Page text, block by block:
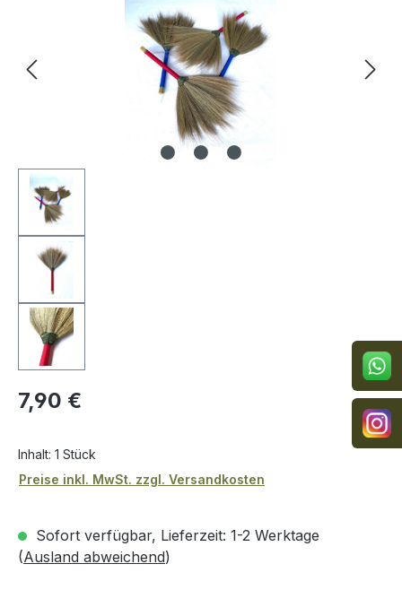
Regulärer Preis:
7,90 €
Inhalt: 1 Stück
Preise inkl. MwSt. zzgl. Versandkosten
Sofort verfügbar, Lieferzeit: 1-2 Werktage
(Ausland abweichend)